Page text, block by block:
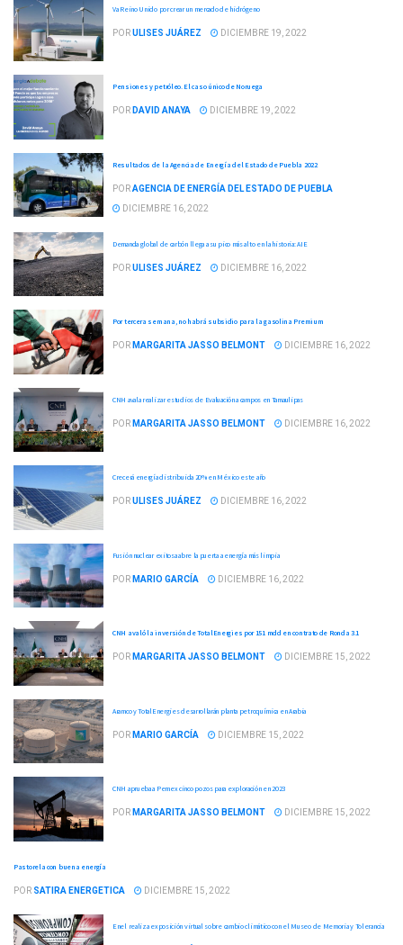
Va Reino Unido por crear un mercado de hidrógeno
PORULISES JUÁREZ DICIEMBRE 19, 2022
Pensiones y petróleo. El caso único de Noruega
POR DAVID ANAYA DICIEMBRE 19, 2022
Resultados de la Agencia de Energía del Estado de Puebla 2022
PORAGENCIA DE ENERGÍA DEL ESTADO DE PUEBLA
DICIEMBRE 16, 2022
Demanda global de carbón llega a su pico más alto en la historia: AIE
PORULISES JUÁREZ DICIEMBRE 16, 2022
Por tercera semana, no habrá subsidio para la gasolina Premium
POR MARGARITA JASSO BELMONT DICIEMBRE 16, 2022
CNH avala realizar estudios de Evaluación a campos en Tamaulipas
POR MARGARITA JASSO BELMONT DICIEMBRE 16, 2022
Crecerá energía distribuida 20% en México este año
PORULISES JUÁREZ DICIEMBRE 16, 2022
Fusión nuclear exitosa abre la puerta a energía más limpia
POR MARIO GARCÍA DICIEMBRE 16, 2022
CNH avaló la inversión de TotalEnergies por 151 mdd en contrato de Ronda 3.1
POR MARGARITA JASSO BELMONT DICIEMBRE 15, 2022
Aramco y TotalEnergies desarrollarán planta petroquímica en Arabia
POR MARIO GARCÍA DICIEMBRE 15, 2022
CNH aprueba a Pemex cinco pozos para exploración en 2023
POR MARGARITA JASSO BELMONT DICIEMBRE 15, 2022
Pastorela con buena energía
POR SATIRA ENERGETICA DICIEMBRE 15, 2022
Enel realiza exposición virtual sobre cambio climático con el Museo de Memoria y Tolerancia